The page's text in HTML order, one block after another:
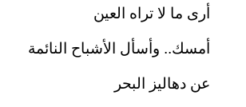
أرى ما لا تراه العين
أمسك.. وأسأل الأشباح النائمة
عن دهاليز البحر